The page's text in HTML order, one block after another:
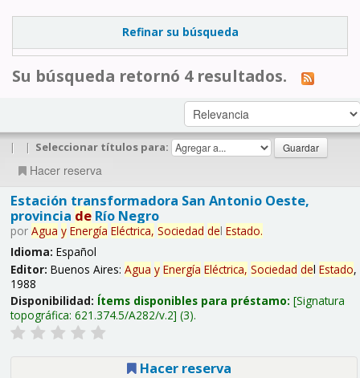
Refinar su búsqueda
Su búsqueda retornó 4 resultados.
| | Seleccionar títulos para:
Hacer reserva
Estación transformadora San Antonio Oeste,
provincia deRío Negro
por Agua y Energía Eléctrica, Sociedad del Estado.
Idioma: Español
Editor: Buenos Aires: Agua y Energía Eléctrica, Sociedad del Estado,
1988
Disponibilidad: Ítems disponibles para préstamo: Signatura
topográfica: 621.374.5/A282/v.2 (3).
Hacer reserva